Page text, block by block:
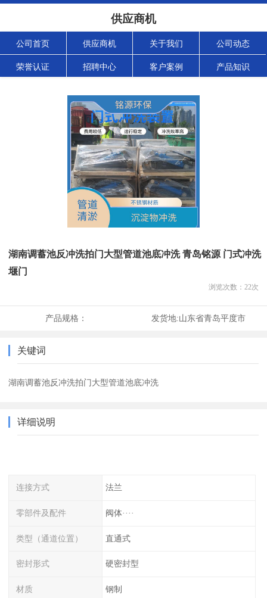
供应商机
公司首页 供应商机 关于我们 公司动态
荣誉认证 招聘中心 客户案例 产品知识
湖南调蓄池反冲洗拍门大型管道池底冲洗 青岛铭源 门式冲洗
堰门
浏览次数： 22次
产品规格： 发货地:山东省青岛平度市
关键词
湖南调蓄池反冲洗拍门大型管道池底冲洗
详细说明
连接方式 法兰
零部件及配件 阀体····
类型（通道位置） 直通式
密封形式 硬密封型
材质 钢制